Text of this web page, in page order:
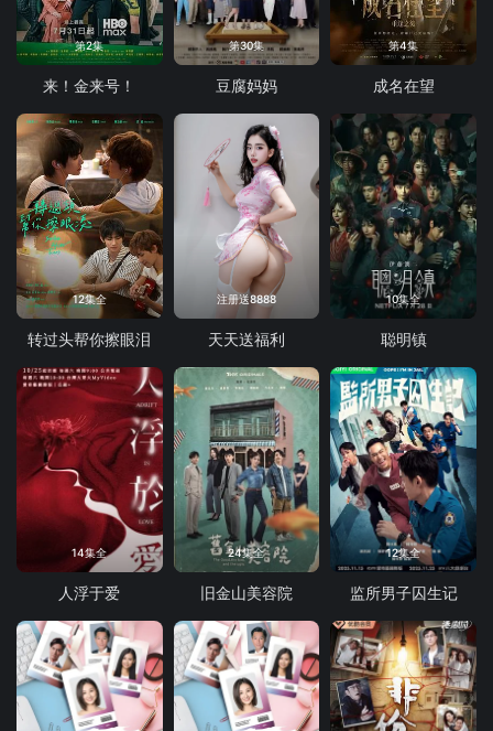
第2集
来！金来号！
第30集
豆腐妈妈
第4集
成名在望
12集全
转过头帮你擦眼泪
注册送8888
天天送福利
10集全
聪明镇
14集全
人浮于爱
24集全
旧金山美容院
12集全
监所男子囚生记